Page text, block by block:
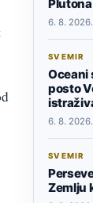
Plutona
6. 8. 2026.
SVEMIR
Oceani
posto
6. 8. 2026.
SVEMIR
Zemlju